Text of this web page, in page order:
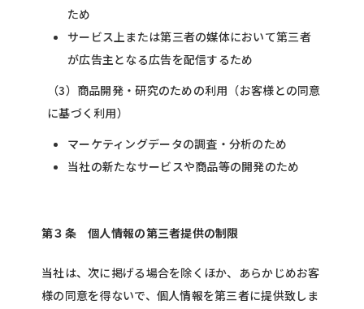
ため
サービス上または第三者の媒体において第三者
が広告主となる広告を配信するため
（3）商品開発・研究のための利用（お客様との同意
に基づく利用）
マーケティングデータの調査・分析のため
当社の新たなサービスや商品等の開発のため
第３条 個人情報の第三者提供の制限
当社は、次に掲げる場合を除くほか、あらかじめお客
様の同意を得ないで、個人情報を第三者に提供致しま